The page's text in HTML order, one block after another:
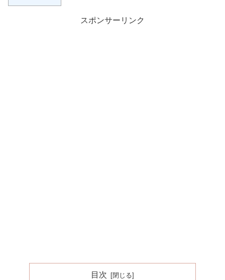
スポンサーリンク
目次